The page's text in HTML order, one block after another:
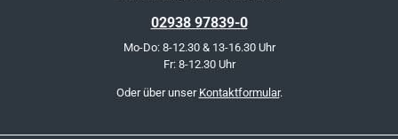
02938 97839-0
Mo-Do: 8-12.30 & 13-16.30 Uhr
Fr: 8-12.30 Uhr
Oder über unser Kontaktformular.